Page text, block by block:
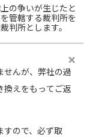
の争いが生じたと
管轄する裁判所を
判所とします。
せんが、弊社の過
換えをもってご返
すので、必ず取